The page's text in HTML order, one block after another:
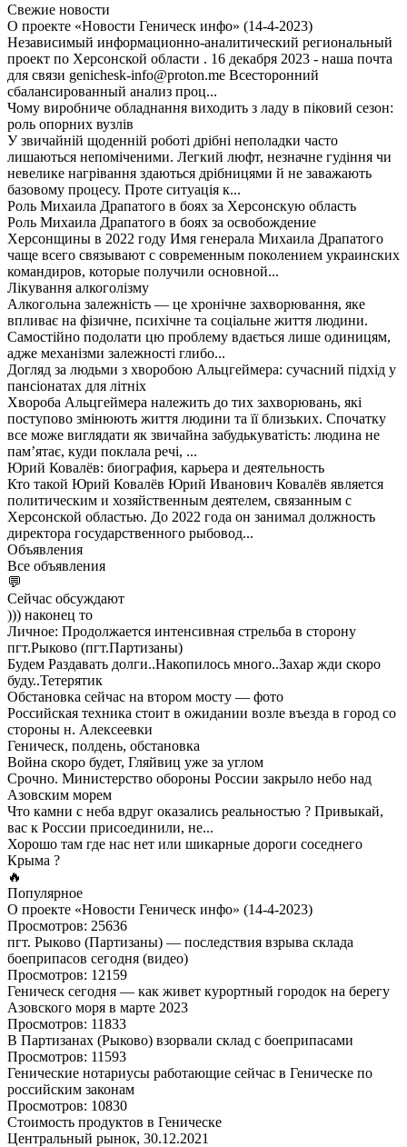
Свежие новости
О проекте «Новости Геническ инфо» (14-4-2023)
Независимый информационно-аналитический региональный
проект по Херсонской области . 16 декабря 2023 - наша почта
для связи genichesk-info@proton.me Всесторонний
сбалансированный анализ проц...
Чому виробниче обладнання виходить з ладу в піковий сезон:
роль опорних вузлів
У звичайній щоденній роботі дрібні неполадки часто
лишаються непоміченими. Легкий люфт, незначне гудіння чи
невелике нагрівання здаються дрібницями й не заважають
базовому процесу. Проте ситуація к...
Роль Михаила Драпатого в боях за Херсонскую область
Роль Михаила Драпатого в боях за освобождение
Херсонщины в 2022 году Имя генерала Михаила Драпатого
чаще всего связывают с современным поколением украинских
командиров, которые получили основной...
Лікування алкоголізму
Алкогольна залежність — це хронічне захворювання, яке
впливає на фізичне, психічне та соціальне життя людини.
Самостійно подолати цю проблему вдається лише одиницям,
адже механізми залежності глибо...
Догляд за людьми з хворобою Альцгеймера: сучасний підхід у
пансіонатах для літніх
Хвороба Альцгеймера належить до тих захворювань, які
поступово змінюють життя людини та її близьких. Спочатку
все може виглядати як звичайна забудькуватість: людина не
пам’ятає, куди поклала речі, ...
Юрий Ковалёв: биография, карьера и деятельность
Кто такой Юрий Ковалёв Юрий Иванович Ковалёв является
политическим и хозяйственным деятелем, связанным с
Херсонской областью. До 2022 года он занимал должность
директора государственного рыбовод...
Объявления
Все объявления
💬
Сейчас обсуждают
))) наконец то
Личное: Продолжается интенсивная стрельба в сторону
пгт.Рыково (пгт.Партизаны)
Будем Раздавать долги..Накопилось много..Захар жди скоро
буду..Тетерятик
Обстановка сейчас на втором мосту — фото
Российская техника стоит в ожидании возле въезда в город со
стороны н. Алексеевки
Геническ, полдень, обстановка
Война скоро будет, Гляйвиц уже за углом
Срочно. Министерство обороны России закрыло небо над
Азовским морем
Что камни с неба вдруг оказались реальностью ? Привыкай,
вас к России присоединили, не...
Хорошо там где нас нет или шикарные дороги соседнего
Крыма ?
🔥
Популярное
О проекте «Новости Геническ инфо» (14-4-2023)
Просмотров: 25636
пгт. Рыково (Партизаны) — последствия взрыва склада
боеприпасов сегодня (видео)
Просмотров: 12159
Геническ сегодня — как живет курортный городок на берегу
Азовского моря в марте 2023
Просмотров: 11833
В Партизанах (Рыково) взорвали склад с боеприпасами
Просмотров: 11593
Генические нотариусы работающие сейчас в Геническе по
российским законам
Просмотров: 10830
Стоимость продуктов в Геническе
Центральный рынок, 30.12.2021